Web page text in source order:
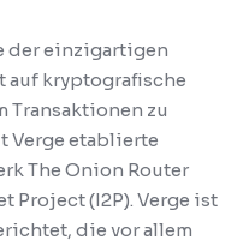
der einzigartigen
auf kryptografische
Transaktionen zu
Verge etablierte
The Onion Router
Project (I2P). Verge ist
die vor allem